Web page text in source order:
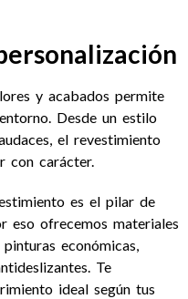
y acabados permite
Desde un estilo
el revestimiento
con carácter.
es el pilar de
eso ofrecemos materiales
económicas,
Te
ideal según tus